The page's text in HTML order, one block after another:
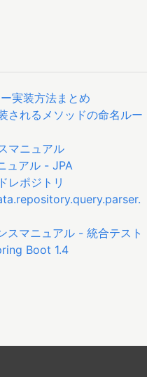
実装方法まとめ
されるメソッドの命名ルー
マニュアル
ュアル - JPA
レポジトリ
マニュアル - 統合テスト
Boot 1.4